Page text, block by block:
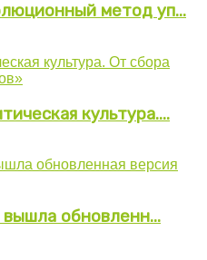
метод уп...
культура....
обновленн...